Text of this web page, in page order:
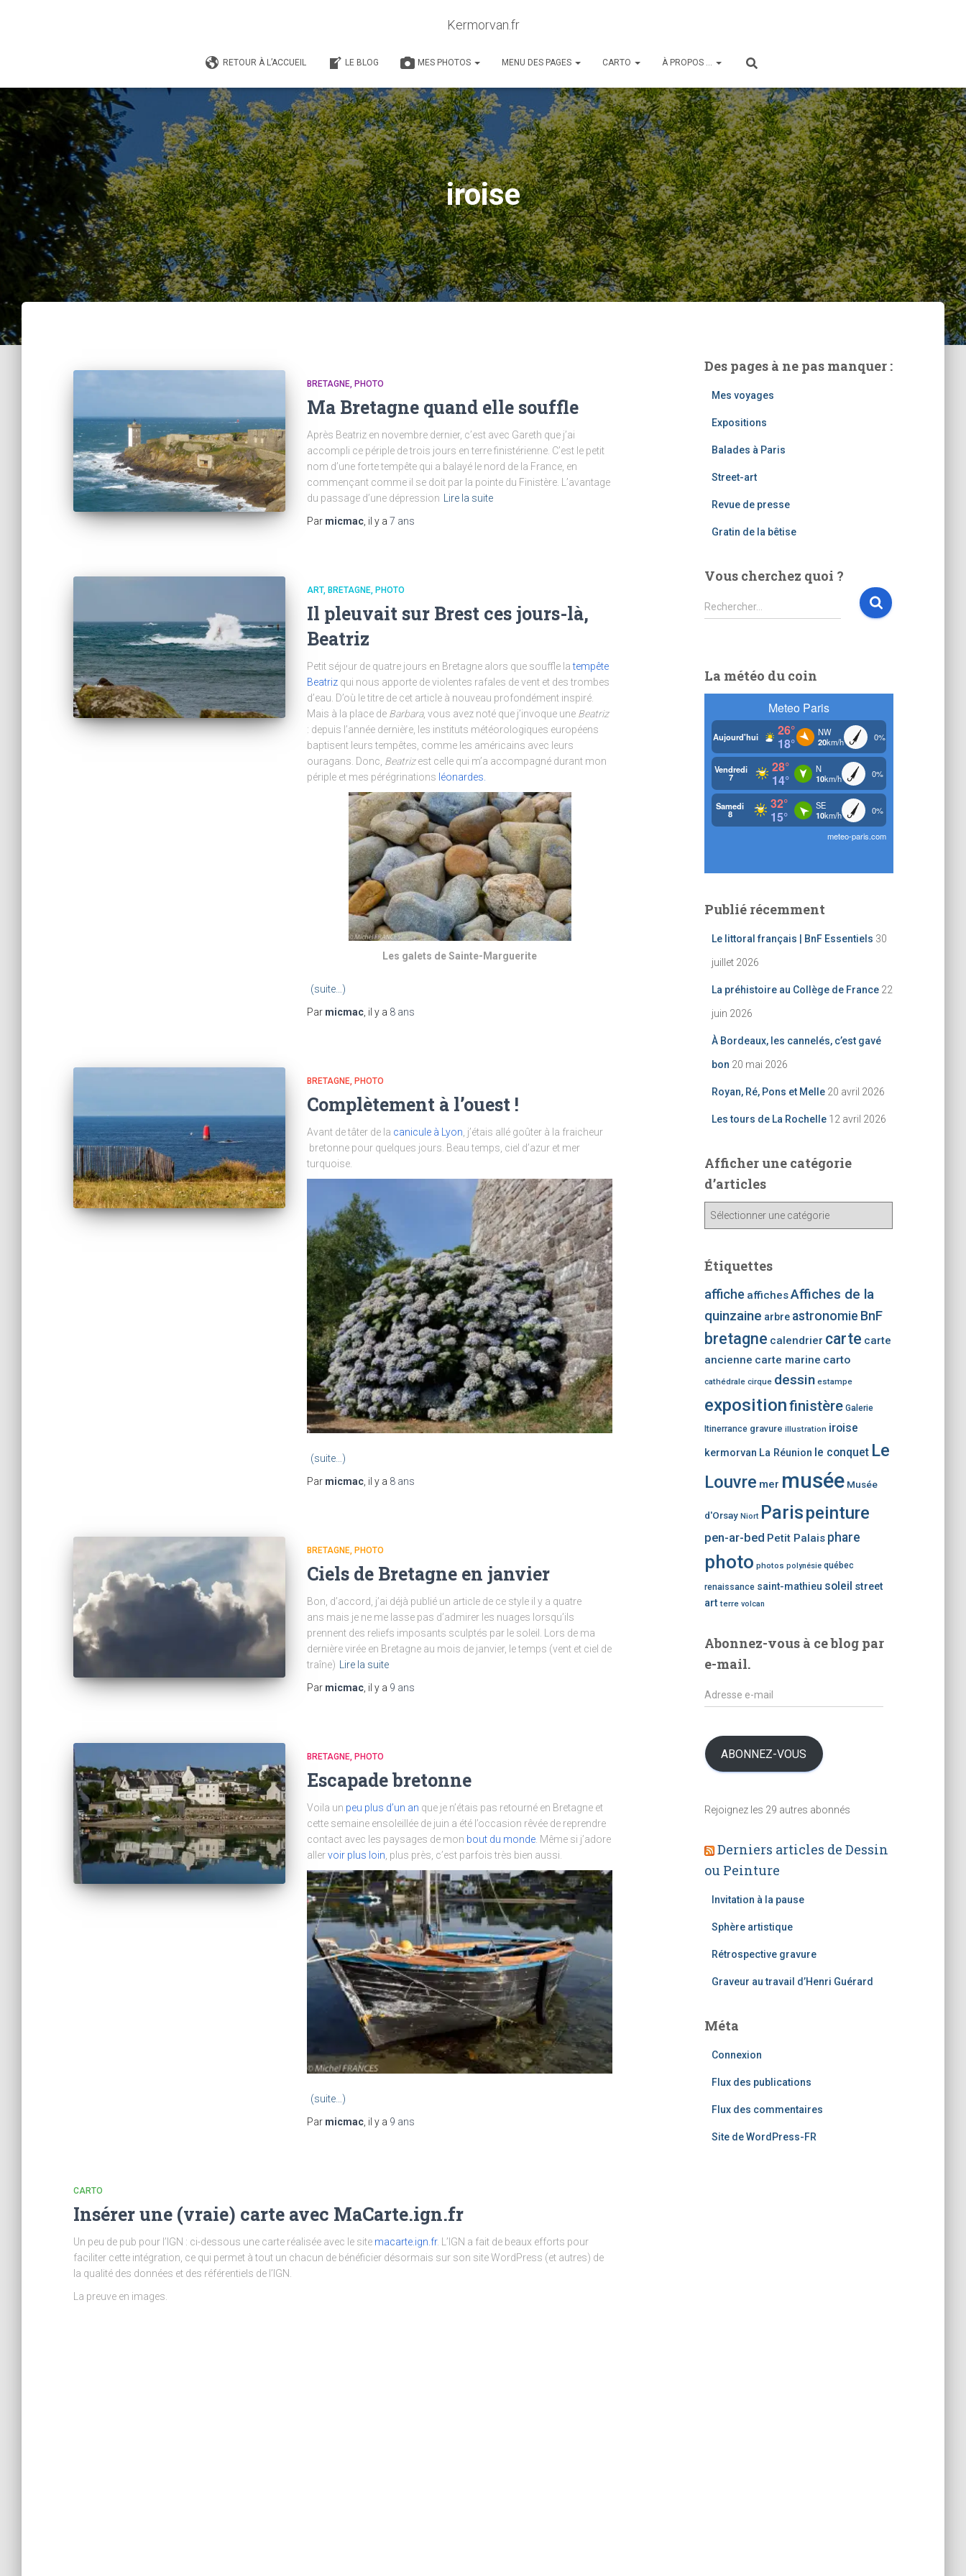
Kermorvan.fr
RETOUR À L’ACCUEIL LE BLOG MES PHOTOS MENU DES PAGES CARTO À PROPOS …
iroise
BRETAGNE PHOTO
Ma Bretagne quand elle souffle
Après Beatriz en novembre dernier, c’est avec Gareth que j’ai
accompli ce périple de trois jours en terre finistérienne. C’est le petit
nom d’une forte tempête qui a balayé le nord de la France, en
commençant comme il se doit par la pointe du Finistère. L’avantage
du passage d’une dépression
Lire la suite
Par micmac , il y a 7 ans
ART BRETAGNE PHOTO
Il pleuvait sur Brest ces jours-là,
Beatriz
Petit séjour de quatre jours en Bretagne alors que souffle latempête
Beatriz qui nous apporte de violentes rafales de vent et des trombes
d’eau. D’où le titre de cet article à nouveau profondément inspiré.
Mais à la place de Barbara, vous avez noté que j’invoque une Beatriz
: depuis l’année dernière, les instituts météorologiques européens
baptisent leurs tempêtes, comme les américains avec leurs
ouragans. Donc, Beatrizest celle qui m’a accompagné durant mon
périple et mes pérégrinations léonardes.
Les galets de Sainte-Marguerite
(suite…)
Par micmac , il y a 8 ans
BRETAGNE PHOTO
Complètement à l’ouest !
Avant de tâter de la canicule à Lyon , j’étais allé goûter à la fraicheur
bretonne pour quelques jours. Beau temps, ciel d’azur et mer
turquoise.
(suite…)
Par micmac , il y a 8 ans
BRETAGNE PHOTO
Ciels de Bretagne en janvier
Bon, d’accord, j’ai déjà publié un article de ce style il y a quatre
ans mais je ne me lasse pas d’admirer les nuages lorsqu’ils
prennent des reliefs imposants sculptés par le soleil. Lors de ma
dernière virée en Bretagne au mois de janvier, le temps (vent et ciel de
traîne)
Lire la suite
Par micmac , il y a 9 ans
BRETAGNE PHOTO
Escapade bretonne
Voila un peu plus d’un an que je n’étais pas retourné en Bretagne et
cette semaine ensoleillée de juin a été l’occasion rêvée de reprendre
contact avec les paysages de mon bout du monde . Même si j’adore
allervoir plus loin , plus près, c’est parfois très bien aussi.
(suite…)
Par micmac , il y a 9 ans
CARTO
Insérer une (vraie) carte avec MaCarte.ign.fr
Un peu de pub pour l’IGN : ci-dessous une carte réalisée avec le site macarte.ign.fr. L’IGN a fait de beaux efforts pour
faciliter cette intégration, ce qui permet à tout un chacun de bénéficier désormais sur son site WordPress (et autres) de
la qualité des données et des référentiels de l’IGN.
La preuve en images.
Des pages à ne pas manquer :
Mes voyages
Expositions
Balades à Paris
Street-art
Revue de presse
Gratin de la bêtise
Vous cherchez quoi ?
R
e
r
c
Rechercher…
La météo du coin
Publié récemment
Le littoral français | BnF Essentiels 30
juillet 2026
La préhistoire au Collège de France 22
juin 2026
À Bordeaux, les cannelés, c’est gavé
bon 20 mai 2026
Royan, Ré, Pons et Melle 20 avril 2026
Les tours de La Rochelle 12 avril 2026
Afficher une catégorie
d’articles
h
u
n
c
a
é
g
o
i
d
a
r
t
i
c
s
Étiquettes
affiche affichesAffiches de la
quinzaine arbre astronomie BnF
bretagne calendrier carte carte
ancienne carte marine carto
cathédrale cirque dessin estampe
expositionfinistère Galerie
Itinerrance gravure illustration iroise
kermorvan La Réunion le conquet Le
Louvre mer musée Musée
d'Orsay Niort Parispeinture
pen-ar-bed Petit Palais phare
photo photos polynésie québec
renaissance saint-mathieu soleil street
art terre volcan
Abonnez-vous à ce blog par
e-mail.
A
d
s
s
-
a
ABONNEZ-VOUS
Rejoignez les 29 autres abonnés
Derniers articles de Dessin
ou Peinture
Invitation à la pause
Sphère artistique
Rétrospective gravure
Graveur au travail d’Henri Guérard
Méta
Connexion
Flux des publications
Flux des commentaires
Site de WordPress-FR